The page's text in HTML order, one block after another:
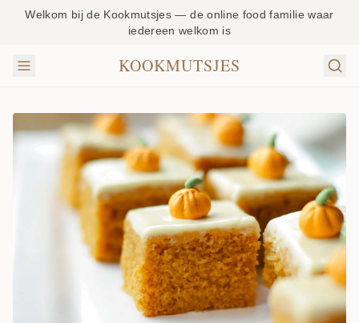
Welkom bij de Kookmutsjes — de online food familie waar
iedereen welkom is
KOOKMUTSJES